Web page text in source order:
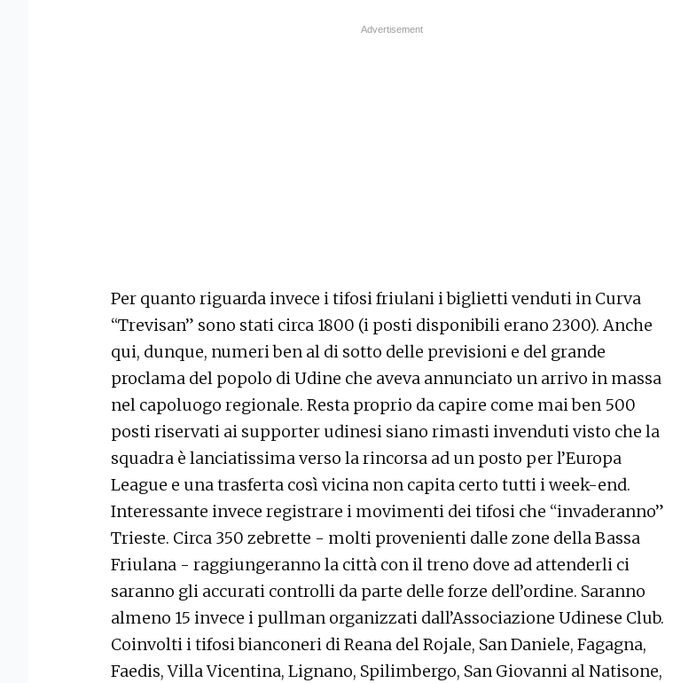
Per quanto riguarda invece i tifosi friulani i biglietti venduti in Curva
“Trevisan” sono stati circa 1800 (i posti disponibili erano 2300). Anche
qui, dunque, numeri ben al di sotto delle previsioni e del grande
proclama del popolo di Udine che aveva annunciato un arrivo in massa
nel capoluogo regionale. Resta proprio da capire come mai ben 500
posti riservati ai supporter udinesi siano rimasti invenduti visto che la
squadra è lanciatissima verso la rincorsa ad un posto per l’Europa
League e una trasferta così vicina non capita certo tutti i week-end.
Interessante invece registrare i movimenti dei tifosi che “invaderanno”
Trieste. Circa 350 zebrette - molti provenienti dalle zone della Bassa
Friulana - raggiungeranno la città con il treno dove ad attenderli ci
saranno gli accurati controlli da parte delle forze dell’ordine. Saranno
almeno 15 invece i pullman organizzati dall’Associazione Udinese Club.
Coinvolti i tifosi bianconeri di Reana del Rojale, San Daniele, Fagagna,
Faedis, Villa Vicentina, Lignano, Spilimbergo, San Giovanni al Natisone,